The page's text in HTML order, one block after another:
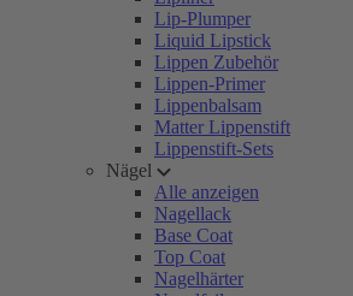
Lip-Plumper
Liquid Lipstick
Lippen Zubehör
Lippen-Primer
Lippenbalsam
Matter Lippenstift
Lippenstift-Sets
Nägel
Alle anzeigen
Nagellack
Base Coat
Top Coat
Nagelhärter